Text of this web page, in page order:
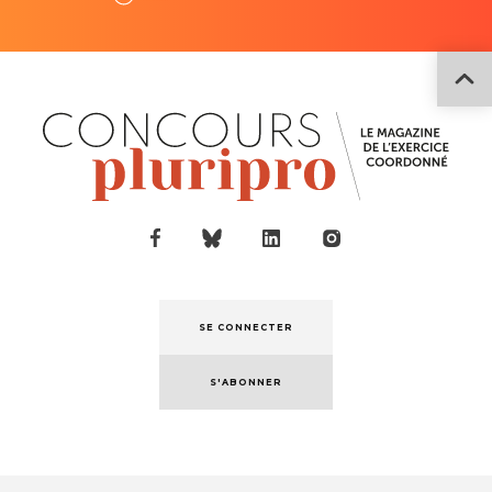
SE CONNECTER
S'ABONNER